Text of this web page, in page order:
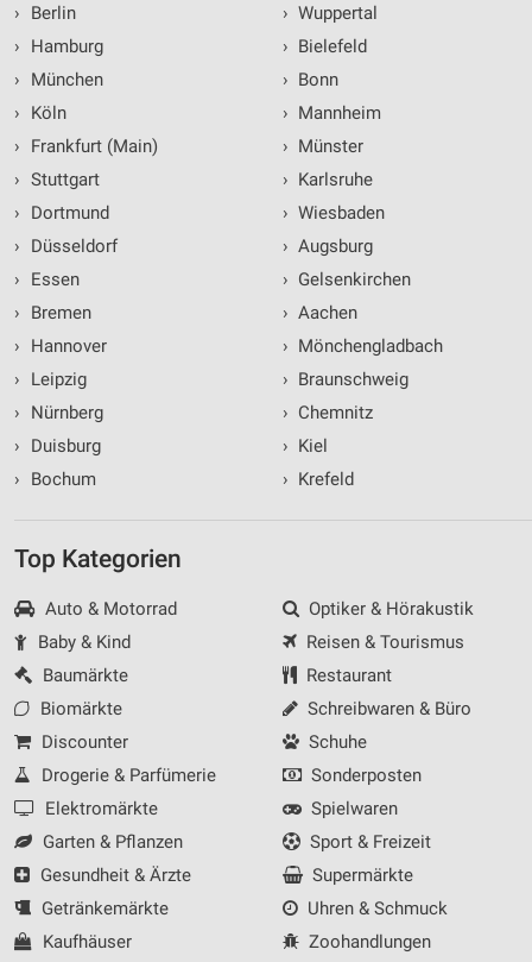
›
Berlin
›
Hamburg
›
München
›
Köln
›
Frankfurt (Main)
› Stuttgart
›
Dortmund
›
Düsseldorf
›
Essen
›
Bremen
›
Hannover
›
Leipzig
›
Nürnberg
›
Duisburg
›
Bochum
› Wuppertal
› Bielefeld
› Bonn
› Mannheim
› Münster
› Karlsruhe
› Wiesbaden
› Augsburg
› Gelsenkirchen
› Aachen
› Mönchengladbach
› Braunschweig
› Chemnitz
› Kiel
› Krefeld
Top Kategorien
Auto & Motorrad
Baby & Kind
Baumärkte
Biomärkte
Discounter
Drogerie & Parfümerie
Elektromärkte
Garten & Pflanzen
Gesundheit & Ärzte
Getränkemärkte
Kaufhäuser
Optiker & Hörakustik
Reisen & Tourismus
Restaurant
Schreibwaren & Büro
Schuhe
Sonderposten
Spielwaren
Sport & Freizeit
Supermärkte
Uhren & Schmuck
Zoohandlungen